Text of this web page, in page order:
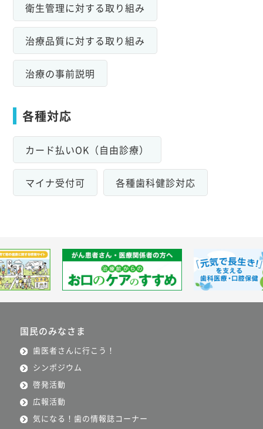
衛生管理に対する取り組み
治療品質に対する取り組み
治療の事前説明
各種対応
カード払いOK（自由診療）
マイナ受付可 各種歯科健診対応
国民のみなさま
歯医者さんに行こう！
シンポジウム
啓発活動
広報活動
気になる！歯の情報誌コーナー